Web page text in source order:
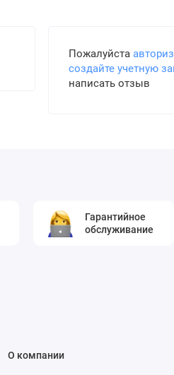
Пожалуйста
создайте учетную
написать отзыв
Гарантийное
обслуживание
О компании